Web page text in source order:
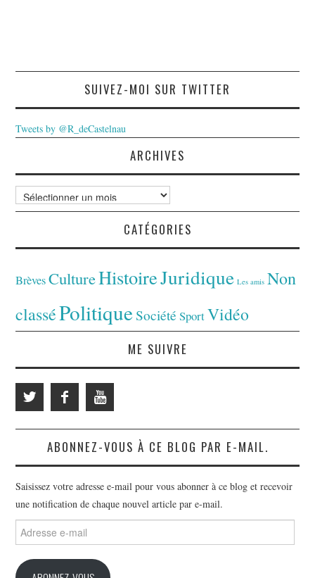
SUIVEZ-MOI SUR TWITTER
Tweets by @R_deCastelnau
ARCHIVES
Archives
CATÉGORIES
Brèves CultureHistoireJuridique Les amis Non
classéPolitiqueSociété SportVidéo
ME SUIVRE
ABONNEZ-VOUS À CE BLOG PAR E-MAIL.
Saisissez votre adresse e-mail pour vous abonner à ce blog et recevoir
une notification de chaque nouvel article par e-mail.
Adresse
e-